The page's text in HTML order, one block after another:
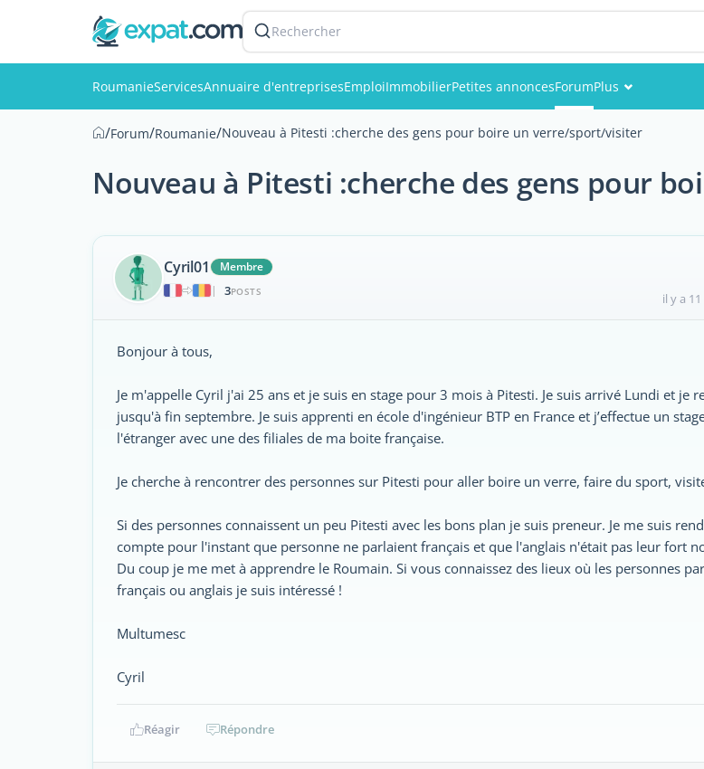
Rechercher
RoumanieServicesAnnuaire d'entreprisesEmploiImmobilierPetites annoncesForumPlus
Événements
/Forum/Roumanie/Nouveau à Pitesti :cherche des gens pour boire un verre/sport/visiter
Nouveau à Pitesti :cherche des gens pour
Cyril01
Membre
|
3POSTS il y a
Bonjour à tous,
Je m'appelle Cyril j'ai 25 ans et je suis en stage pour 3 mois à Pitesti. Je suis arrivé Lundi et je
jusqu'à fin septembre. Je suis apprenti en école d'ingénieur BTP en France et j’effectue un
l'étranger avec une des filiales de ma boite française.
Je cherche à rencontrer des personnes sur Pitesti pour aller boire un verre, faire du sport,
Si des personnes connaissent un peu Pitesti avec les bons plan je suis preneur. Je me suis
compte pour l'instant que personne ne parlaient français et que l'anglais n'était pas leur fort
Du coup je me met à apprendre le Roumain. Si vous connaissez des lieux où les personnes
français ou anglais je suis intéressé !
Multumesc
Cyril
Réagir Répondre